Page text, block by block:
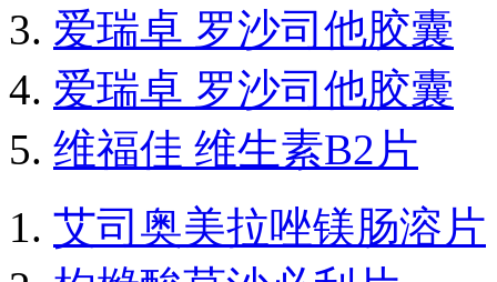
爱瑞卓 罗沙司他胶囊
爱瑞卓 罗沙司他胶囊
维福佳 维生素B2片
艾司奥美拉唑镁肠溶片